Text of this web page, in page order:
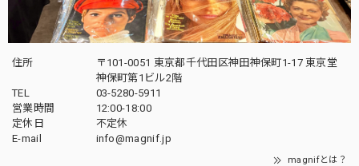
住所
〒101-0051 東京都千代田区神田神保町1-17 東京堂
神保町第1ビル2階
TEL
03-5280-5911
営業時間
12:00-18:00
定休日
不定休
E-mail
info@magnif.jp
magnifとは？